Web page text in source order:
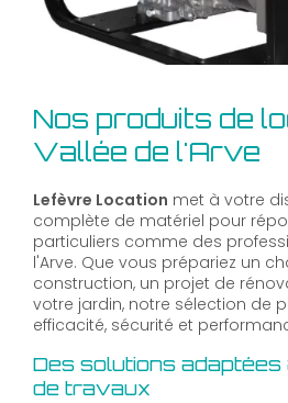
Nos produits de
Vallée de l'Arve
Lefèvre Location met à votre
complète de matériel pour
particuliers comme des
l'Arve. Que vous prépariez un
construction, un projet de
votre jardin, notre sélection de
efficacité, sécurité et
Des solutions
de travaux